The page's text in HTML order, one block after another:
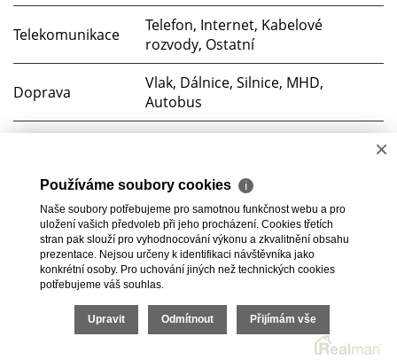
Telekomunikace
Telefon, Internet, Kabelové
rozvody, Ostatní
Doprava
Vlak, Dálnice, Silnice, MHD,
Autobus
Elektřina
230V
Odpad
Veřejná kanalizace
2026 © Bc. Michaela Pelešková, všechna práva vyhrazena |
Ochrana oznamovatelů
Cookies
Realitní SWRealman
×
Používáme soubory cookies ℹ
Naše soubory potřebujeme pro samotnou funkčnost webu a pro
uložení vašich předvoleb při jeho procházení. Cookies třetích
stran pak slouží pro vyhodnocování výkonu a zkvalitnění obsahu
prezentace. Nejsou určeny k identifikaci návštěvníka jako
konkrétní osoby. Pro uchování jiných než technických cookies
potřebujeme váš souhlas.
Upravit Odmítnout Přijímám vše